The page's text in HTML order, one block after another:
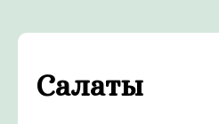
Салаты